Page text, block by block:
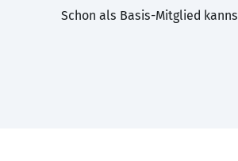
Schon als Basis-Mitglied